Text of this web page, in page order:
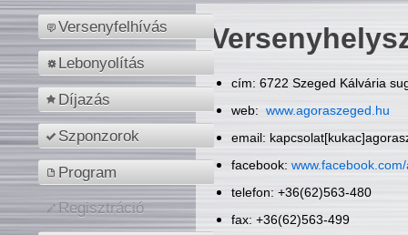
Versenyfelhívás
Lebonyolítás
Díjazás
Szponzorok
Program
Regisztráció
cím: 6722 Szeged Kálvária
web: www.agoraszeged.hu
email:
facebook:
telefon: +36(62)563-480
fax: +36(62)563-499